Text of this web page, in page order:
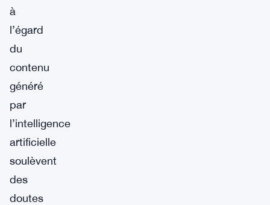
à
l’égard
du
contenu
généré
par
l’intelligence
artificielle
soulèvent
des
doutes